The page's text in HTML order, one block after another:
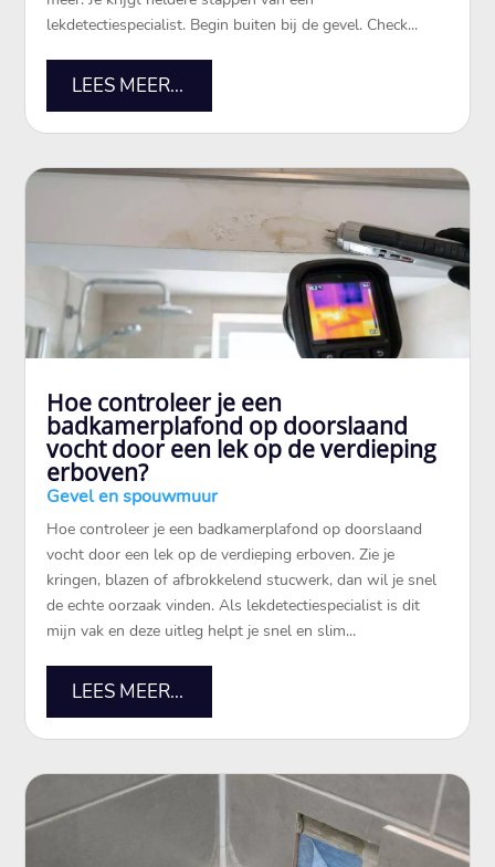
lekdetectiespecialist.​ Begin buiten bij de gevel.​ Check...
LEES MEER...
Hoe controleer je een
badkamerplafond op doorslaand
vocht door een lek op de verdieping
erboven?
Gevel en spouwmuur
Hoe controleer je een badkamerplafond op doorslaand
vocht door een lek op de verdieping erboven.​ Zie je
kringen, blazen of afbrokkelend stucwerk, dan wil je snel
de echte oorzaak vinden.​ Als lekdetectiespecialist is dit
mijn vak en deze uitleg helpt je snel en slim...
LEES MEER...